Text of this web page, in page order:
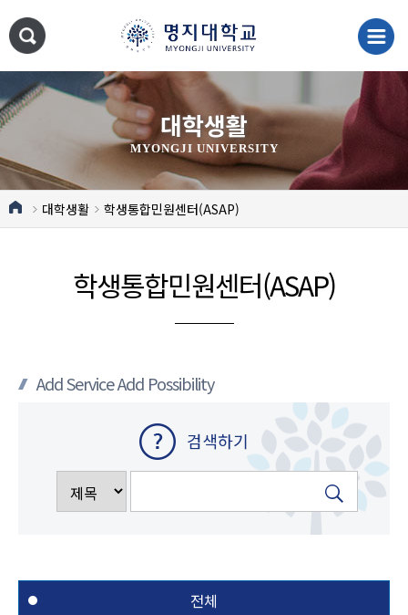
대학생활
MYONGJI UNIVERSITY
대학생활 학생통합민원센터(ASAP)
학생통합민원센터(ASAP)
Add Service Add Possibility
검색하기
전체